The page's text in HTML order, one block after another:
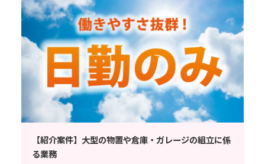
【紹介案件】大型の物置や倉庫・ガレージの組立に係
る業務